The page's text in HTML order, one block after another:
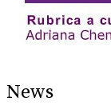
News